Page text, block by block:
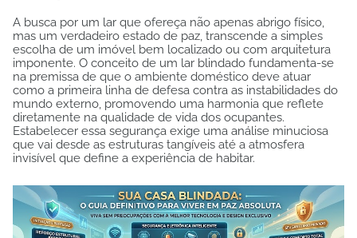
A busca por um lar que ofereça não apenas abrigo físico,
mas um verdadeiro estado de paz, transcende a simples
escolha de um imóvel bem localizado ou com arquitetura
imponente. O conceito de um lar blindado fundamenta-se
na premissa de que o ambiente doméstico deve atuar
como a primeira linha de defesa contra as instabilidades do
mundo externo, promovendo uma harmonia que reflete
diretamente na qualidade de vida dos ocupantes.
Estabelecer essa segurança exige uma análise minuciosa
que vai desde as estruturas tangíveis até a atmosfera
invisível que define a experiência de habitar.